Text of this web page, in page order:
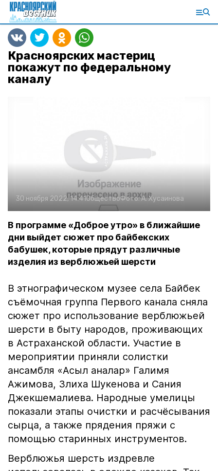
Красноярских мастериц
покажут по федеральному
каналу
30 ноября 2022, 14:41ОбществоФото:А. Хусаинова
В программе «Доброе утро» в ближайшие
дни выйдет сюжет про байбекских
бабушек, которые прядут различные
изделия из верблюжьей шерсти
В этнографическом музее села Байбек
съёмочная группа Первого канала сняла
сюжет про использование верблюжьей
шерсти в быту народов, проживающих
в Астраханской области. Участие в
мероприятии приняли солистки
ансамбля «Асыл аналар» Галимя
Ажимова, Злиха Шукенова и Сания
Джекшемалиева. Народные умелицы
показали этапы очистки и расчёсывания
сырца, а также прядения пряжи с
помощью старинных инструментов.
Верблюжья шерсть издревле